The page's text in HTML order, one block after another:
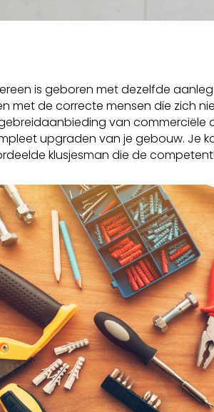
is geboren met dezelfde
met de correcte mensen die zich
van
upgraden van je gebouw. Je
klusjesman die de